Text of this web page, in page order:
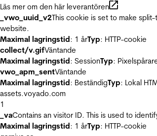
Läs mer om den här leverantören
_vwo_uuid_v2This cookie is set to make
website.
Maximal lagringstid: 1 årTyp: HTTP-cookie
collect/v.gifVäntande
Maximal lagringstid: SessionTyp:
vwo_apm_sentVäntande
Maximal lagringstid: BeständigTyp: Lokal
assets.voyado.com
1
_vaContains an visitor ID. This is used to
Maximal lagringstid: 1 årTyp: HTTP-cookie